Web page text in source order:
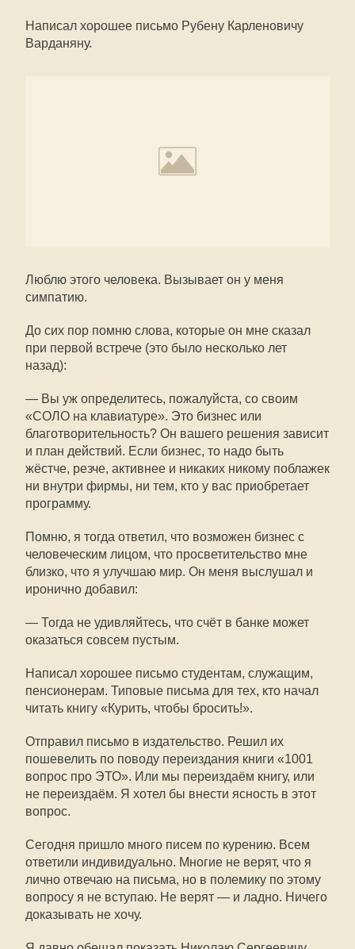
Написал хорошее письмо Рубену Карленовичу
Варданяну.
Люблю этого человека. Вызывает он у меня
симпатию.
До сих пор помню слова, которые он мне сказал
при первой встрече (это было несколько лет
назад):
— Вы уж определитесь, пожалуйста, со своим
«СОЛО на клавиатуре». Это бизнес или
благотворительность? Он вашего решения зависит
и план действий. Если бизнес, то надо быть
жёстче, резче, активнее и никаких никому поблажек
ни внутри фирмы, ни тем, кто у вас приобретает
программу.
Помню, я тогда ответил, что возможен бизнес с
человеческим лицом, что просветительство мне
близко, что я улучшаю мир. Он меня выслушал и
иронично добавил:
— Тогда не удивляйтесь, что счёт в банке может
оказаться совсем пустым.
Написал хорошее письмо студентам, служащим,
пенсионерам. Типовые письма для тех, кто начал
читать книгу «Курить, чтобы бросить!».
Отправил письмо в издательство. Решил их
пошевелить по поводу переиздания книги «1001
вопрос про ЭТО». Или мы переиздаём книгу, или
не переиздаём. Я хотел бы внести ясность в этот
вопрос.
Сегодня пришло много писем по курению. Всем
ответили индивидуально. Многие не верят, что я
лично отвечаю на письма, но в полемику по этому
вопросу я не вступаю. Не верят — и ладно. Ничего
доказывать не хочу.